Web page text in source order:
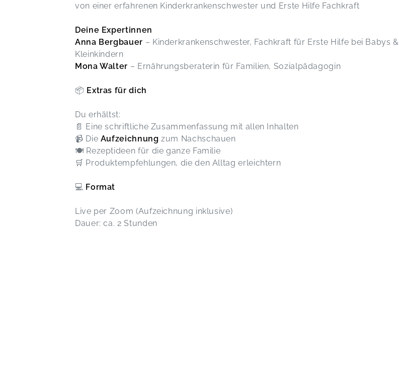
von einer erfahrenen Kinderkrankenschwester und Erste Hilfe Fachkraft
Deine Expertinnen
Anna Bergbauer – Kinderkrankenschwester, Fachkraft für Erste Hilfe bei Babys &
Kleinkindern
Mona Walter – Ernährungsberaterin für Familien, Sozialpädagogin
📦 Extras für dich
Du erhältst:
📄 Eine schriftliche Zusammenfassung mit allen Inhalten
📹 Die Aufzeichnung zum Nachschauen
🍽️ Rezeptideen für die ganze Familie
🛒 Produktempfehlungen, die den Alltag erleichtern
💻 Format
Live per Zoom (Aufzeichnung inklusive)
Dauer: ca. 2 Stunden